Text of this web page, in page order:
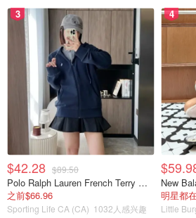
图片来自于@politico ，版权
3
$42.28 $89.50
Polo Ralph Lauren French Terry 女童连帽卫衣 7-16码
之前$66.96
Sporting Life CA (CA) 1032人感兴趣
4
New